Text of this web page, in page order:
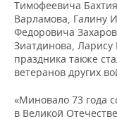
ВОЛЕЙБОЛ
КИБЕРСПОРТ
ИСТОРИЯ
КУЛЬТУРА
СПИСОК ПЕРСОН
СПИСОК
ПОЛНАЯ ВЕРСИЯ
Тимофеевича
Варламова, Галину
Федоровича
Зиатдинова, Ларису
праздника также
ветеранов других
«Миновало 73 года
в Великой